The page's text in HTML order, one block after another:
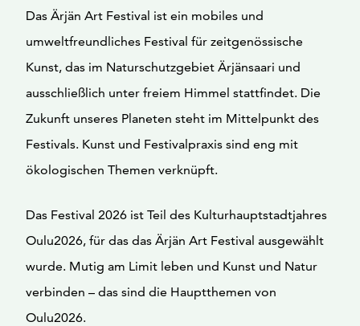
Das Ärjän Art Festival ist ein mobiles und
umweltfreundliches Festival für zeitgenössische
Kunst, das im Naturschutzgebiet Ärjänsaari und
ausschließlich unter freiem Himmel stattfindet. Die
Zukunft unseres Planeten steht im Mittelpunkt des
Festivals. Kunst und Festivalpraxis sind eng mit
ökologischen Themen verknüpft.
Das Festival 2026 ist Teil des Kulturhauptstadtjahres
Oulu2026, für das das Ärjän Art Festival ausgewählt
wurde. Mutig am Limit leben und Kunst und Natur
verbinden – das sind die Hauptthemen von
Oulu2026.